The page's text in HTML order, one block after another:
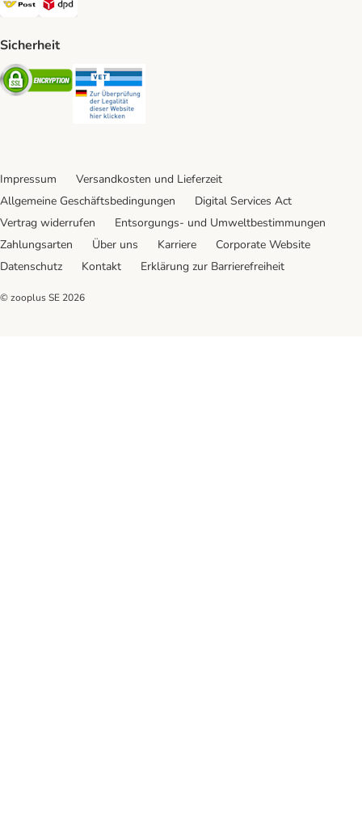
Sicherheit
Security
Impressum
Versandkosten und Lieferzeit
Allgemeine Geschäftsbedingungen
Digital Services Act
Vertrag widerrufen
Entsorgungs- und Umweltbestimmungen
Zahlungsarten
Über uns Karriere
Corporate Website
Datenschutz
Kontakt Erklärung zur Barrierefreiheit
© zooplus SE 2026